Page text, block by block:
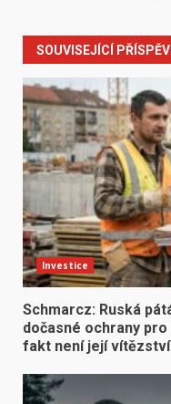
SOUVISEJÍCÍ
Investice
Schmarcz: Ruská
dočasné ochrany
fakt není její vítězství